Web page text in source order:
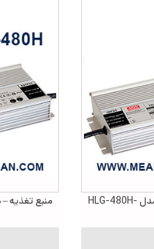
منبع تغذیه – درایور LED مدل HLG-480H-